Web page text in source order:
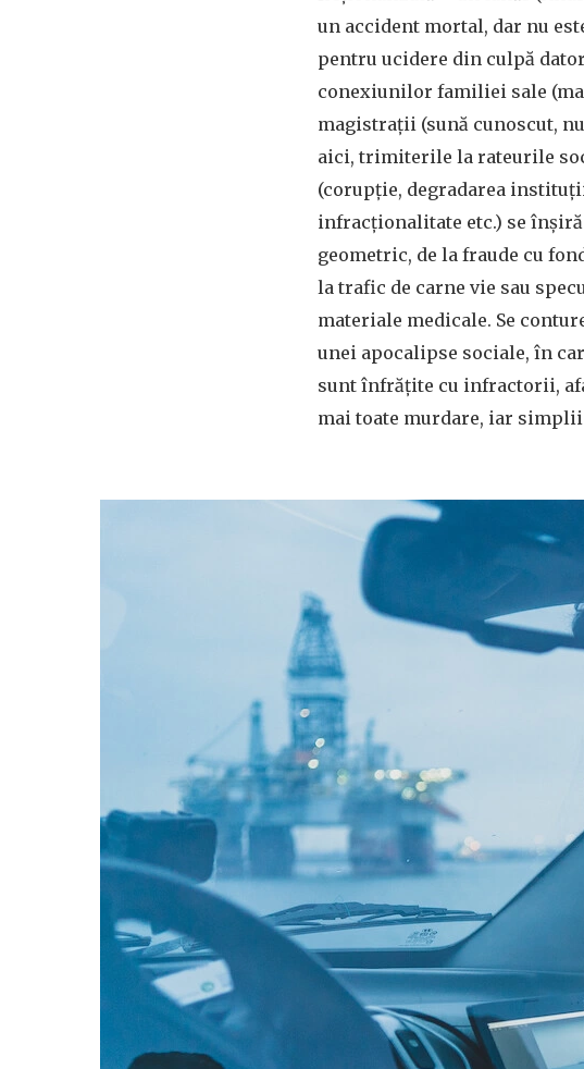
un accident mortal, dar nu
pentru ucidere din culpă
conexiunilor familiei sale
magistrații (sună cunoscut,
aici, trimiterile la rateurile
(corupție, degradarea
infracționalitate etc.) se
geometric, de la fraude cu
la trafic de carne vie sau
materiale medicale. Se
unei apocalipse sociale, în
sunt înfrățite cu infractorii,
mai toate murdare, iar